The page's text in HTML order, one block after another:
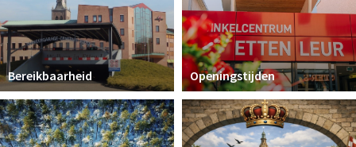
Bereikbaarheid Openingstijden